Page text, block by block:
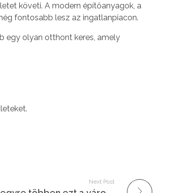
követi. A modern építőanyagok, a
fontosabb lesz az ingatlanpiacon.
egy olyan otthont keres, amely
Next Post